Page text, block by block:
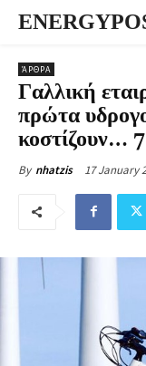
ΆΡΘΡΑ
Γαλλική
πρώτα
κοστίζουν…
By nhatzis 17 January